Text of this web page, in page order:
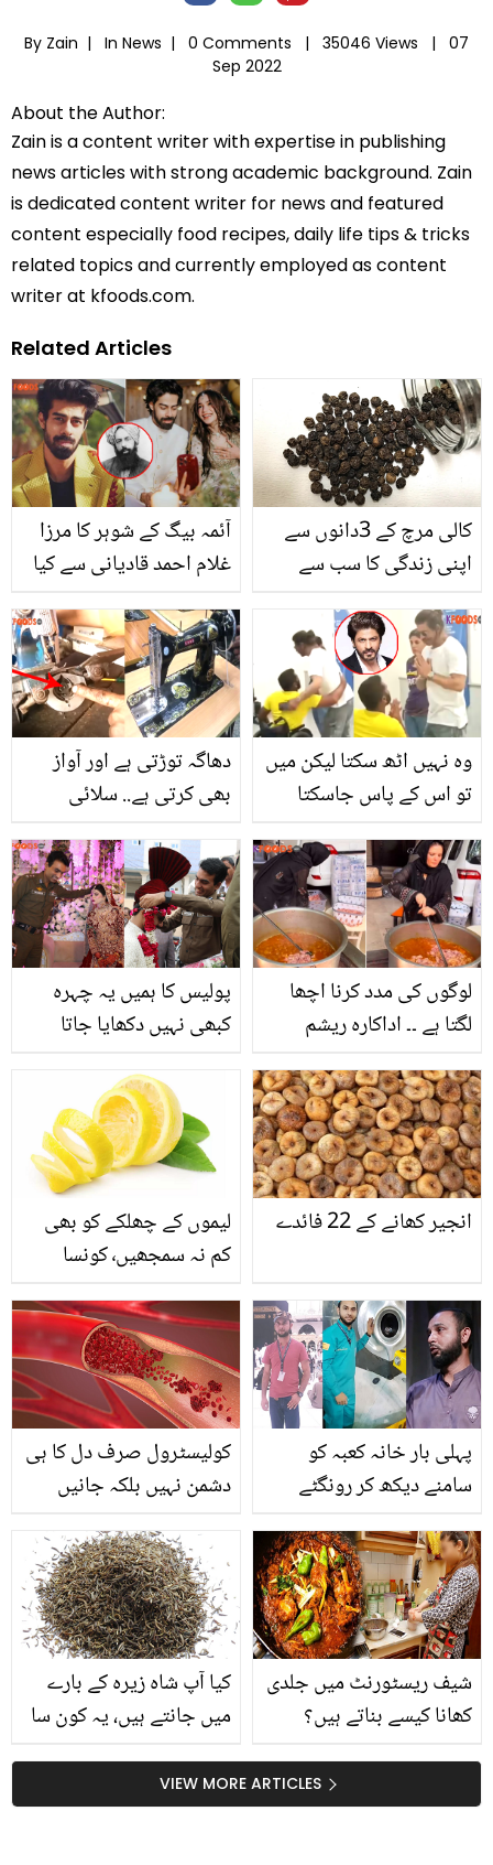
By Zain | In News | 0 Comments | 35046 Views |
07
Sep 2022
About the Author:
Zain is a content writer with expertise in publishing
news articles with strong academic background. Zain
is dedicated content writer for news and featured
content especially food recipes, daily life tips & tricks
related topics and currently employed as content
writer at kfoods.com.
Related Articles
آئمہ بیگ کے شوہر کا مرزا
غلام احمد قادیانی سے کیا
سب دنگ رہ گئے
کالی مرچ کے 3دانوں سے
اپنی زندگی کا سب سے
دھاگہ توڑتی ہے اور آواز
بھی کرتی ہے.. سلائی
کیسے ٹھیک کریں؟ دیکھیں
آسان حل
وہ نہیں اٹھ سکتا لیکن میں
تو اس کے پاس جاسکتا
مداح کو گلے لگا لیا! شاہ رخ
خان کی خوبصورت ویڈیو
نے لوگوں کے دل جیت لیے
پولیس کا ہمیں یہ چہرہ
کبھی نہیں دکھایا جاتا
شہید پولیس کی بیٹی کی
شادی کے سب انتظامات
سنبھال کر لوگوں کے دل
لوگوں کی مدد کرنا اچھا
لگتا ہے ۔۔ اداکارہ ریشم
کے لیئے کھانا بناتے ہوئے،
ویڈیو وائرل
لیموں کے چھلکے کو بھی
کم نہ سمجھیں٬ کونسا
انجیر کھانے کے 22 فائدے
کولیسٹرول صرف دل کا ہی
دشمن نہیں بلکہ جانیں
نقصان پہنچنے کی 10
علامات
پہلی بار خانہ کعبہ کو
سامنے دیکھ کر رونگٹے
خدا کے گھر کی صفائی
کرنے والے اس پاکستانی
نوجوان کیا معجزات
دیکھے؟
کیا آپ شاہ زیرہ کے بارے
میں جانتے ہیں، یہ کون سا
سے آپ کیا کیا فائدے
حاصل کر سکتے ہیں؟
شیف ریسٹورنٹ میں جلدی
کھانا کیسے بناتے ہیں؟
تاکہ آپ بھی بچائیں اپنا
وقت اور بڑھائیں کھانوں کا
VIEW MORE ARTICLES